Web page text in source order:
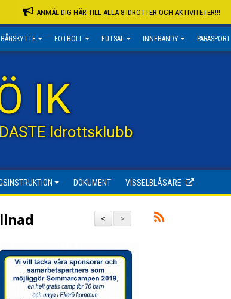
ANMÄL DIG HÄR TILL ALLA 8 IDROTTER OCH AKTIVITETER!!!
BÅGSKYTTE FOTBOLL FUTSAL INNEBANDY PARASPORT
IK
Idrottsklubb
DOKUMENT VISSELBLÅSARE
>
<